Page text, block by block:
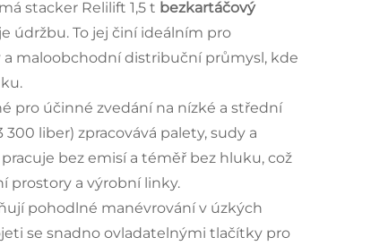
stacker Relilift 1,5 t bezkartáčový
údržbu. To jej činí ideálním pro
maloobchodní distribuční průmysl, kde
pro účinné zvedání na nízké a střední
liber) zpracovává palety, sudy a
bez emisí a téměř bez hluku, což
prostory a výrobní linky.
pohodlné manévrování v úzkých
se snadno ovladatelnými tlačítky pro